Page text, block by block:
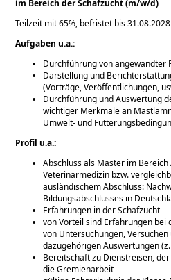
im Bereich der Schafzucht (m/w/d)
Teilzeit mit 65%, befristet bis
Aufgaben u.a.:
Durchführung von angewandter
Darstellung und
(Vorträge, Veröffentlichungen,
Durchführung und Auswertung
wichtiger Merkmale an
Umwelt- und
Profil u.a.:
Abschluss als Master im
Veterinärmedizin bzw.
ausländischem Abschluss:
Bildungsabschlusses in
Erfahrungen in der Schafzucht
von Vorteil sind Erfahrungen
von Untersuchungen,
dazugehörigen Auswertungen
Bereitschaft zu Dienstreisen,
die Gremienarbeit